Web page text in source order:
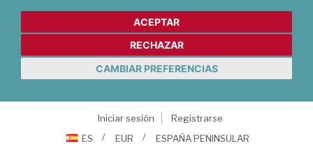
ACEPTAR
RECHAZAR
CAMBIAR PREFERENCIAS
Iniciar sesión
Registrarse
ES
EUR ESPAÑA PENINSULAR